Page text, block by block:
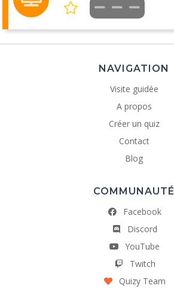
NAVIGATION
Visite guidée
A propos
Créer un quiz
Contact
Blog
COMMUNAUTÉ
Facebook
Discord
YouTube
Twitch
Quizy Team